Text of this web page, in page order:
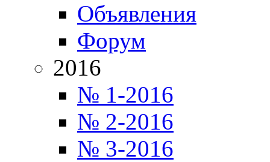
Объявления
Форум
2016
№ 1-2016
№ 2-2016
№ 3-2016